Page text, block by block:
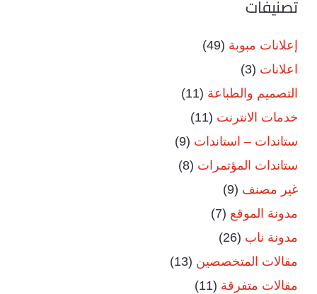
تصنيفات
إعلانات مبوبة (49)
اعلانات (3)
التصميم والطباعة (11)
خدمات الانترنت (11)
ستاندات – استاندات (9)
ستاندات المؤتمرات (8)
غير مصنف (9)
مدونة الموقع (7)
مدونة ناب (26)
مقالات المتخصصين (13)
مقالات متفرقة (11)